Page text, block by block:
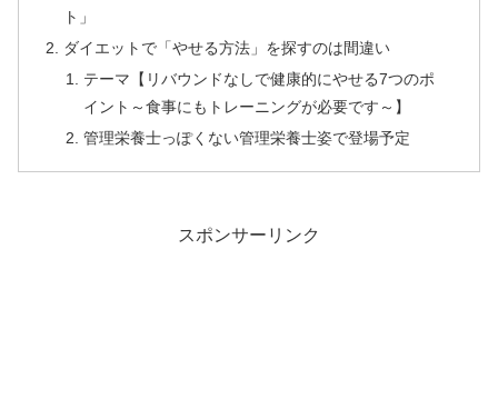
ト」
ダイエットで「やせる方法」を探すのは間違い
テーマ【リバウンドなしで健康的にやせる7つのポ
イント～食事にもトレーニングが必要です～】
管理栄養士っぽくない管理栄養士姿で登場予定
スポンサーリンク